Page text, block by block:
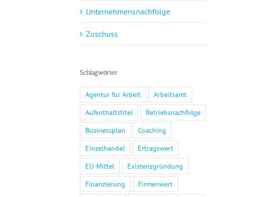
Unternehmensnachfolge
Zuschuss
Schlagwörter
Agentur für Arbeit
Arbeitsamt
Aufenthaltstitel
Betriebsnachfolge
Businessplan
Coaching
Einzelhandel
Ertragswert
EU-Mittel
Existenzgründung
Finanzierung
Firmenwert